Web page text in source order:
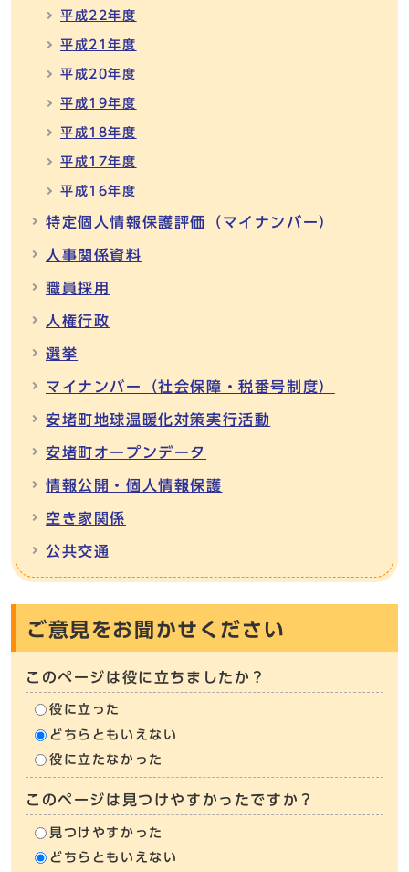
平成22年度
平成21年度
平成20年度
平成19年度
平成18年度
平成17年度
平成16年度
特定個人情報保護評価（マイナンバー）
人事関係資料
職員採用
人権行政
選挙
マイナンバー（社会保障・税番号制度）
安堵町地球温暖化対策実行活動
安堵町オープンデータ
情報公開・個人情報保護
空き家関係
公共交通
ご意見をお聞かせください
このページは役に立ちましたか？
役に立った
どちらともいえない
役に立たなかった
このページは見つけやすかったですか？
見つけやすかった
どちらともいえない